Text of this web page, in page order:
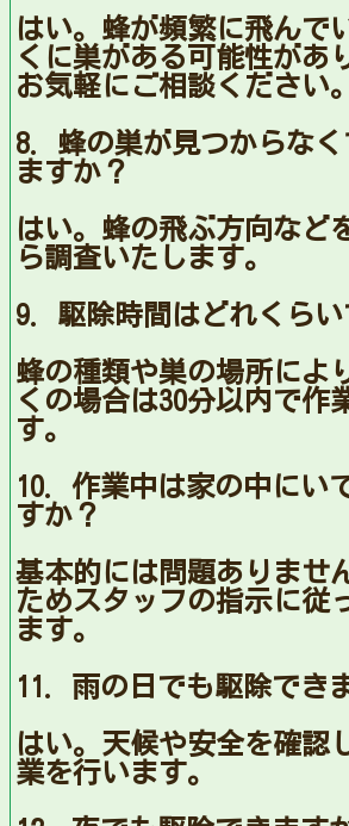
はい。蜂が頻繁に飛んで
くに巣がある可能性があ
お気軽にご相談ください。
8. 蜂の巣が見つからなく
ますか？
はい。蜂の飛ぶ方向など
ら調査いたします。
9. 駆除時間はどれくらい
蜂の種類や巣の場所によ
くの場合は30分以内で作
す。
10. 作業中は家の中にい
すか？
基本的には問題ありませ
ためスタッフの指示に従
ます。
11. 雨の日でも駆除でき
はい。天候や安全を確認
業を行います。